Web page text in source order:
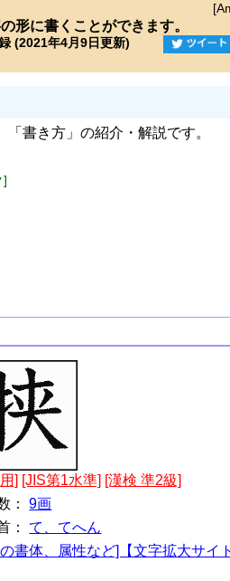
形に書くことができます。
(2021年4月9日更新)
書き方」の紹介・解説です。
]
] [JIS第1水準] [漢検 準2級]
：9画
：て、てへん
書体、属性など]【文字拡大サイ